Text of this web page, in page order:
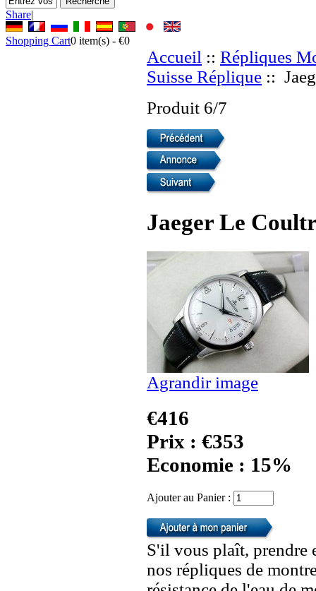
Share|
Shopping Cart0 item(s) - €0
Accueil :: Répliques
Suisse Réplique ::
Produit 6/7
Jaeger Le
Agrandir image
€416
Prix : €353
Economie : 15%
Ajouter au Panier :
S'il vous plaît, prendre
nos répliques de